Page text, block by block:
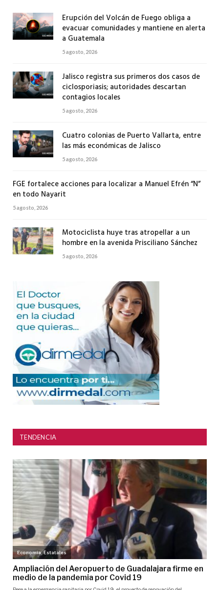
Erupción del Volcán de Fuego obliga a
evacuar comunidades y mantiene en alerta
a Guatemala
5 agosto, 2026
Jalisco registra sus primeros dos casos de
ciclosporiasis; autoridades descartan
contagios locales
5 agosto, 2026
Cuatro colonias de Puerto Vallarta, entre
las más económicas de Jalisco
5 agosto, 2026
FGE fortalece acciones para localizar a Manuel Efrén “N”
en todo Nayarit
5 agosto, 2026
Motociclista huye tras atropellar a un
hombre en la avenida Prisciliano Sánchez
5 agosto, 2026
TENDENCIA